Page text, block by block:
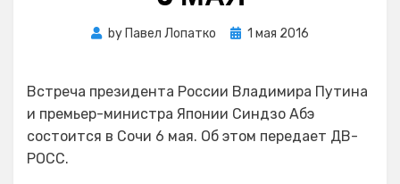
by Павел Лопатко
Posted
1 мая 2016
Встреча президента России Владимира Путина
и премьер-министра Японии Синдзо Абэ
состоится в Сочи 6 мая. Об этом передает ДВ-
РОСС.